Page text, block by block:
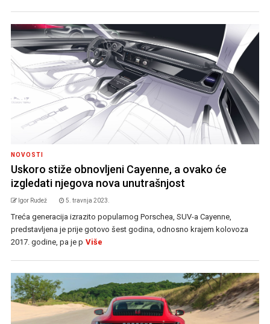
NOVOSTI
Uskoro stiže obnovljeni Cayenne, a ovako će
izgledati njegova nova unutrašnjost
Igor Rudež 5. travnja 2023.
Treća generacija izrazito popularnog Porschea, SUV-a Cayenne,
predstavljena je prije gotovo šest godina, odnosno krajem kolovoza
2017. godine, pa je p Više